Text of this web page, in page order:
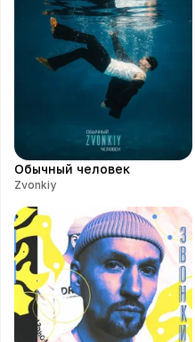
Обычный человек
Zvonkiy